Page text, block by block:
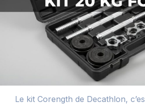
Le kit Corength de Decathlon,